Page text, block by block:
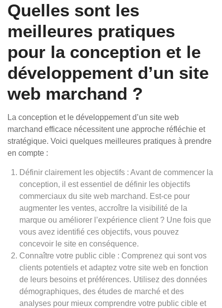
Quelles sont les
meilleures pratiques
pour la conception et le
développement d’un site
web marchand ?
La conception et le développement d’un site web
marchand efficace nécessitent une approche réfléchie et
stratégique. Voici quelques meilleures pratiques à prendre
en compte :
Définir clairement les objectifs : Avant de commencer la
conception, il est essentiel de définir les objectifs
commerciaux du site web marchand. Est-ce pour
augmenter les ventes, accroître la visibilité de la
marque ou améliorer l’expérience client ? Une fois que
vous avez identifié ces objectifs, vous pouvez
concevoir le site en conséquence.
Connaître votre public cible : Comprenez qui sont vos
clients potentiels et adaptez votre site web en fonction
de leurs besoins et préférences. Utilisez des données
démographiques, des études de marché et des
analyses pour mieux comprendre votre public cible et